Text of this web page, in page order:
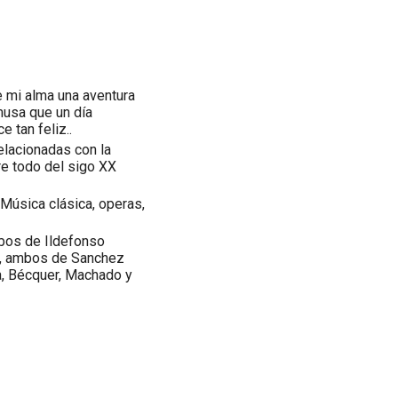
alma una aventura
que un día
tan feliz..
con la
todo del sigo XX
clásica, operas,
de Ildefonso
ambos de Sanchez
Machado y